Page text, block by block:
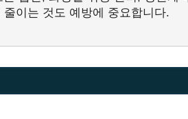
이는 것도 예방에 중요합니다.